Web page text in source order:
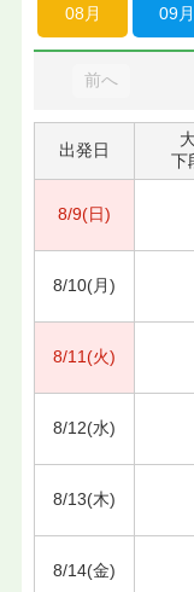
08月 09月
前へ
出発日
下
8/9(日)
8/10(月)
8/11(火)
8/12(水)
8/13(木)
8/14(金)